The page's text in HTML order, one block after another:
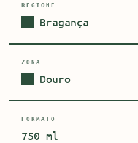
REGIONE
Bragança
ZONA
Douro
FORMATO
750 ml